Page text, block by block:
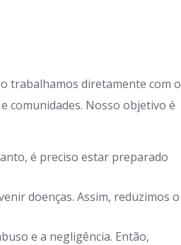
trabalhamos diretamente com o
comunidades. Nosso objetivo é
é preciso estar preparado
doenças. Assim, reduzimos o
e a negligência. Então,